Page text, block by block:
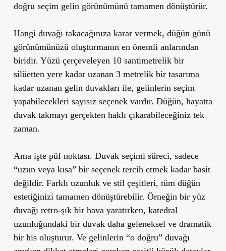
doğru seçim gelin görünümünü tamamen dönüştürür.
Hangi duvağı takacağınıza karar vermek, düğün günü
görünümünüzü oluşturmanın en önemli anlarından
biridir. Yüzü çerçeveleyen 10 santimetrelik bir
silüetten yere kadar uzanan 3 metrelik bir tasarıma
kadar uzanan gelin duvakları ile, gelinlerin seçim
yapabilecekleri sayısız seçenek vardır. Düğün, hayatta
duvak takmayı gerçekten haklı çıkarabileceğiniz tek
zaman.
Ama işte püf noktası. Duvak seçimi süreci, sadece
“uzun veya kısa” bir seçenek tercih etmek kadar basit
değildir. Farklı uzunluk ve stil çeşitleri, tüm düğün
estetiğinizi tamamen dönüştürebilir. Örneğin bir yüz
duvağı retro-şık bir hava yaratırken, katedral
uzunluğundaki bir duvak daha geleneksel ve dramatik
bir his oluşturur. Ve gelinlerin “o doğru” duvağı